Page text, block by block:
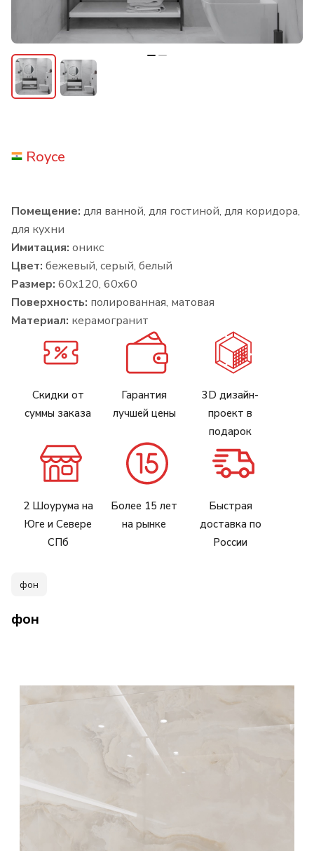
Royce
Помещение: для ванной, для гостиной, для коридора,
для кухни
Имитация: оникс
Цвет: бежевый, серый, белый
Размер: 60x120, 60x60
Поверхность: полированная, матовая
Материал: керамогранит
Скидки от
суммы заказа
Гарантия
лучшей цены
3D дизайн-
проект в
подарок
2 Шоурума на
Юге и Севере
СПб
Более 15 лет
на рынке
Быстрая
доставка по
России
фон
фон